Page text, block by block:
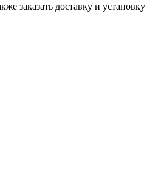
заказать доставку и